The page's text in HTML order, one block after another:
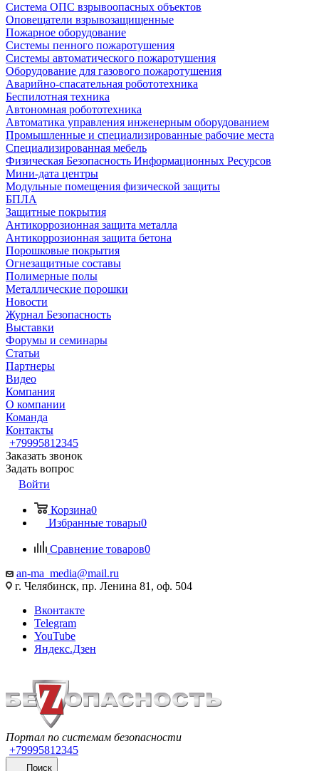
Система ОПС взрывоопасных объектов
Оповещатели взрывозащищенные
Пожарное оборудование
Системы пенного пожаротушения
Системы автоматического пожаротушения
Оборудование для газового пожаротушения
Аварийно-спасательная робототехника
Беспилотная техника
Автономная робототехника
Автоматика управления инженерным оборудованием
Промышленные и специализированные рабочие места
Специализированная мебель
Физическая Безопасность Информационных Ресурсов
Мини-дата центры
Модульные помещения физической защиты
БПЛА
Защитные покрытия
Антикоррозионная защита металла
Антикоррозионная защита бетона
Порошковые покрытия
Огнезащитные составы
Полимерные полы
Металлические порошки
Новости
Журнал Безопасность
Выставки
Форумы и семинары
Статьи
Партнеры
Видео
Компания
О компании
Команда
Контакты
+79995812345
Заказать звонок
Задать вопрос
Войти
Корзина0
Избранные товары0
Сравнение товаров0
an-ma_media@mail.ru
г. Челябинск, пр. Ленина 81, оф. 504
Вконтакте
Telegram
YouTube
Яндекс.Дзен
Портал по системам безопасности
+79995812345
Поиск